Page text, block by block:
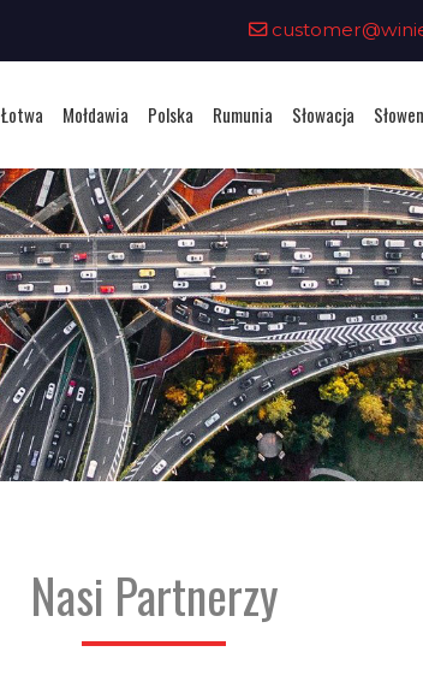
Łotwa Mołdawia Polska Rumunia Słowacja
Nasi Partnerzy